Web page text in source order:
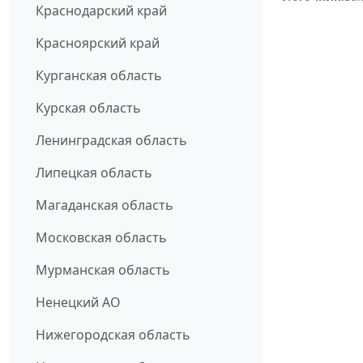
Краснодарский край
Красноярский край
Курганская область
Курская область
Ленинградская область
Липецкая область
Магаданская область
Московская область
Мурманская область
Ненецкий АО
Нижегородская область